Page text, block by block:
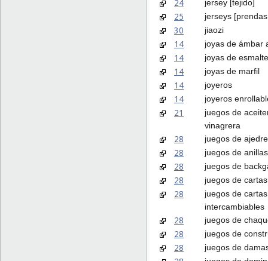
24 jersey [tejido]
25 jerseys
30 jiaozi
14 joyas de ámbar
14 joyas de
14 joyas de marfil
14 joyeros
14 joyeros
21
juegos de
vinagrera
28 juegos de
28 juegos de anillas
28 juegos de
28 juegos de cartas
28
juegos de cartas
intercambiables
28 juegos de
28 juegos de
28 juegos de